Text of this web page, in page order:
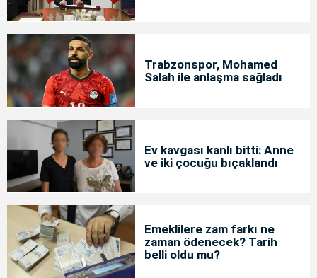
Trabzonspor, Mohamed
Salah ile anlaşma sağladı
Ev kavgası kanlı bitti: Anne
ve iki çocuğu bıçaklandı
Emeklilere zam farkı ne
zaman ödenecek? Tarih
belli oldu mu?